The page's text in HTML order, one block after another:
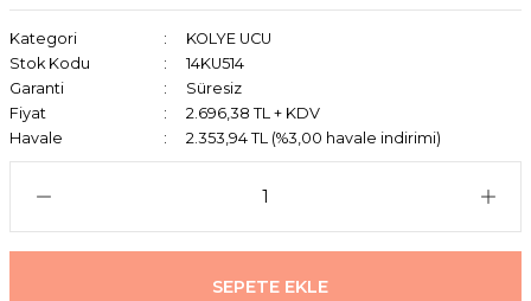
Kategori
KOLYE UCU
Stok Kodu
14KU514
Garanti
Süresiz
Fiyat
2.696,38 TL + KDV
Havale
2.353,94 TL (%3,00 havale indirimi)
SEPETE EKLE